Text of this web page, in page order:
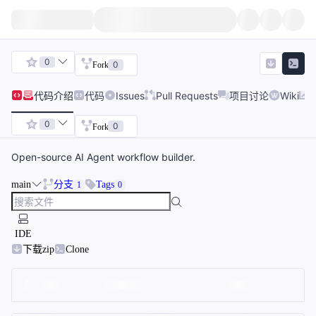
0 Fork 0
代码介绍 代码 Issues Pull Requests 项目讨论 Wiki
0 Fork 0
Open-source AI Agent workflow builder.
main 分支 1 Tags 0
IDE
下载zip
Clone